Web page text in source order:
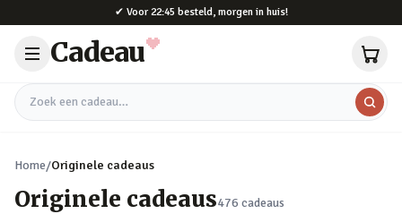
✔ Voor 22:45 besteld, morgen in huis!
Cadeau
Zoek een cadeau
Home/Originele cadeaus
Originele cadeaus476 cadeaus